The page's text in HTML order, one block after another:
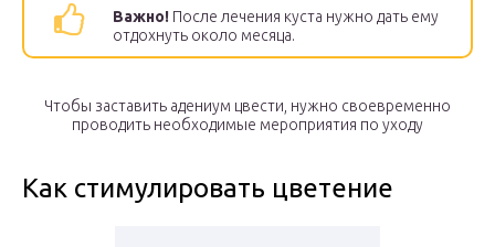
Важно! После лечения куста нужно дать ему
отдохнуть около месяца.
Чтобы заставить адениум цвести, нужно своевременно
проводить необходимые мероприятия по уходу
Как стимулировать цветение